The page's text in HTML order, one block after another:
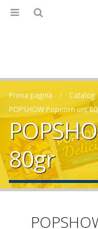
Prima pagină Catalog
POPSHOW Popcorn unt
80gr